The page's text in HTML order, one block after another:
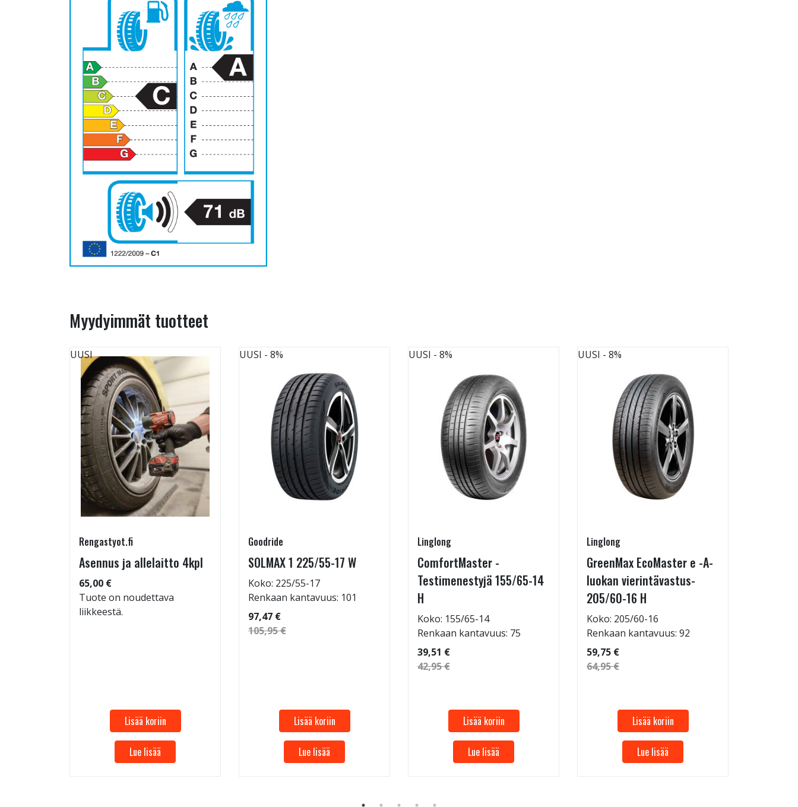
Myydyimmät tuotteet
UUSI
Rengastyot.fi
Asennus ja allelaitto 4kpl
65,00 €
Tuote on noudettava
liikkeestä.
Lisää koriin
Lue lisää
UUSI - 8%
Goodride
SOLMAX 1 225/55-17 W
Koko: 225/55-17
Renkaan kantavuus: 101
97,47 €
105,95 €
Lisää koriin
Lue lisää
UUSI - 8%
Linglong
ComfortMaster -
Testimenestyjä 155/65-14
H
Koko: 155/65-14
Renkaan kantavuus: 75
39,51 €
42,95 €
Lisää koriin
Lue lisää
UUSI - 8%
Linglong
GreenMax EcoMaster e -A-
luokan vierintävastus-
205/60-16 H
Koko: 205/60-16
Renkaan kantavuus: 92
59,75 €
64,95 €
Lisää koriin
Lue lisää